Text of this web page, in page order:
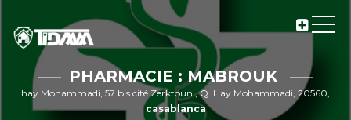
PHARMACIE : MABROUK
hay Mohammadi, 57 bis cité Zerktouni, Q. Hay Mohammadi, 20560,
casablanca